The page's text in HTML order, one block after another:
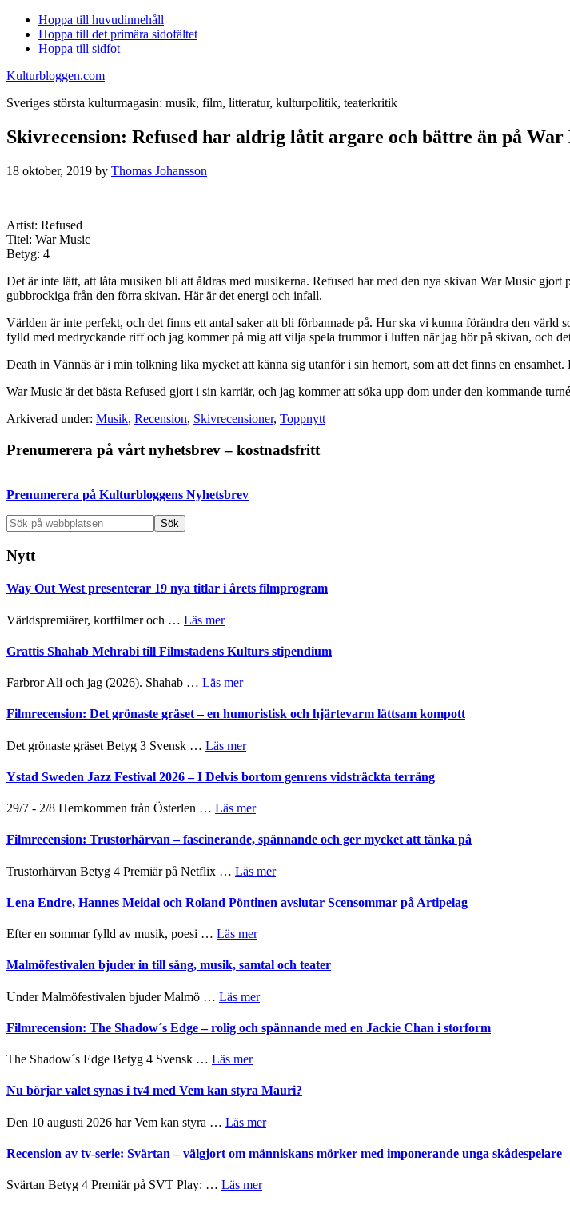
Hoppa till huvudinnehåll
Hoppa till det primära sidofältet
Hoppa till sidfot
Kulturbloggen.com
Sveriges största kulturmagasin: musik, film, litteratur, kulturpolitik, teaterkritik
Skivrecension: Refused har aldrig låtit argare och bättre än på
18 oktober, 2019 by Thomas Johansson
Artist: Refused
Titel: War Music
Betyg: 4
Det är inte lätt, att låta musiken bli att åldras med musikerna. Refused har med den nya skivan War Music
gubbrockiga från den förra skivan. Här är det energi och infall.
Världen är inte perfekt, och det finns ett antal saker att bli förbannade på. Hur ska vi kunna förändra den
fylld med medryckande riff och jag kommer på mig att vilja spela trummor i luften när jag hör på skivan, och
Death in Vännäs är i min tolkning lika mycket att känna sig utanför i sin hemort, som att det finns en
War Music är det bästa Refused gjort i sin karriär, och jag kommer att söka upp dom under den kommande
Arkiverad under: Musik, Recension, Skivrecensioner, Toppnytt
Primärt
Prenumerera på vårt nyhetsbrev – kostnadsfritt
Prenumerera på Kulturbloggens Nyhetsbrev
Sök
på
webbplatsen
Nytt
Way Out West presenterar 19 nya titlar i årets filmprogram
Världspremiärer, kortfilmer och … Läs merom
Out
19
titlar
årets
Grattis Shahab Mehrabi till Filmstadens Kulturs stipendium
Farbror Ali och jag (2026). Shahab … Läs merom
Shahab
Filmstadens
stipendium
Filmrecension: Det grönaste gräset – en humoristisk och hjärtevarm lättsam kompott
Det grönaste gräset Betyg 3 Svensk … Läs merom
Det
grönaste
–
humoristisk
hjärtevarm
kompott
Ystad Sweden Jazz Festival 2026 – I Delvis bortom genrens vidsträckta terräng
29/7 - 2/8 Hemkommen från Österlen … Läs merom
Sweden
Jazz
2026
I
bortom
vidsträckta
Filmrecension: Trustorhärvan – fascinerande, spännande och ger mycket att tänka på
Trustorhärvan Betyg 4 Premiär på Netflix … Läs merom
Trustorhärvan
ger
på
Lena Endre, Hannes Meidal och Roland Pöntinen avslutar Scensommar på Artipelag
Efter en sommar fylld av musik, poesi … Läs merom
Endre,
och
Pöntinen
Artipelag
Malmöfestivalen bjuder in till sång, musik, samtal och teater
Under Malmöfestivalen bjuder Malmö … Läs merom
bjuder
in
samtal
teater
Filmrecension: The Shadow´s Edge – rolig och spännande med en Jackie Chan i storform
The Shadow´s Edge Betyg 4 Svensk … Läs merom
The
Edge
rolig
spännande
Nu börjar valet synas i tv4 med Vem kan styra Mauri?
Den 10 augusti 2026 har Vem kan styra … Läs merom
börjar
Recension av tv-serie: Svärtan – välgjort om människans mörker med imponerande unga skådespelare
Svärtan Betyg 4 Premiär på SVT Play: … Läs merom